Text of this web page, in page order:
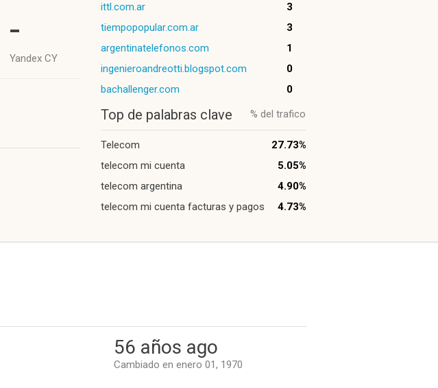
-
Yandex CY
ittl.com.ar
3
tiempopopular.com.ar
3
argentinatelefonos.com
1
ingenieroandreotti.blogspot.com
0
bachallenger.com
0
Top de palabras clave % del trafico
Telecom
27.73%
telecom mi cuenta
5.05%
telecom argentina
4.90%
telecom mi cuenta facturas y pagos
4.73%
56 años ago
Cambiado en enero 01, 1970